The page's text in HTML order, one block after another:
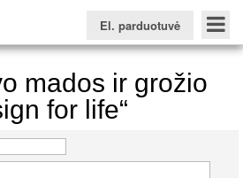
El. parduotuvė
datos Apie studijas užsienyje Testai
mados ir grožio
for life“